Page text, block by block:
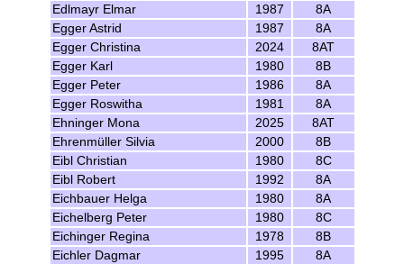
Edlmayr Elmar
1987
8A
Egger Astrid
1987
8A
Egger Christina
2024
8AT
Egger Karl
1980
8B
Egger Peter
1986
8A
Egger Roswitha
1981
8A
Ehninger Mona
2025
8AT
Ehrenmüller Silvia
2000
8B
Eibl Christian
1980
8C
Eibl Robert
1992
8A
Eichbauer Helga
1980
8A
Eichelberg Peter
1980
8C
Eichinger Regina
1978
8B
Eichler Dagmar
1995
8A